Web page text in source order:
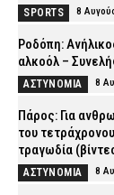
SPORTS 8
Ροδόπη:
αλκοόλ –
ΑΣΤΥΝΟΜΙΑ 8
Πάρος: Για
του
τραγωδία
ΑΣΤΥΝΟΜΙΑ 8